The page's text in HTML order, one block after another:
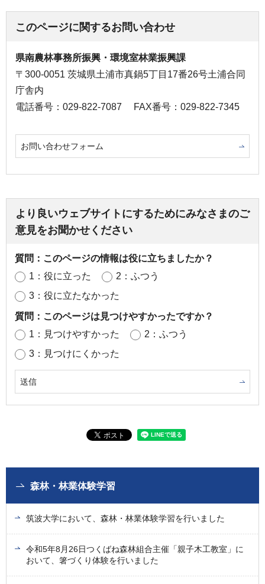
このページに関するお問い合わせ
県南農林事務所振興・環境室林業振興課
〒300-0051 茨城県土浦市真鍋5丁目17番26号土浦合同
庁舎内
電話番号：029-822-7087
FAX番号：029-822-7345
お問い合わせフォーム
より良いウェブサイトにするためにみなさまのご
意見をお聞かせください
質問：このページの情報は役に立ちましたか？
1：役に立った
2：ふつう
3：役に立たなかった
質問：このページは見つけやすかったですか？
1：見つけやすかった
2：ふつう
3：見つけにくかった
森林・林業体験学習
筑波大学において、森林・林業体験学習を行いました
令和5年8月26日つくばね森林組合主催「親子木工教室」に
おいて、箸づくり体験を行いました